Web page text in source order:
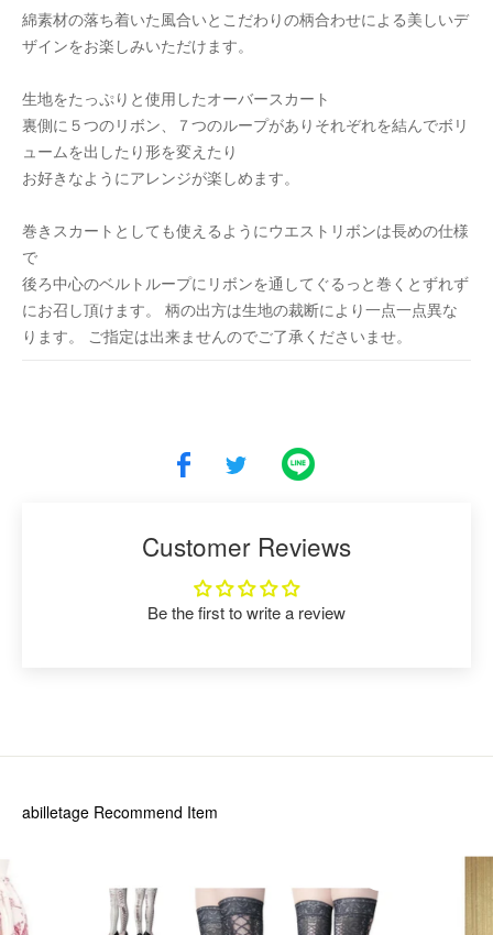
綿素材の落ち着いた風合いとこだわりの柄合わせによる美しいデ
ザインをお楽しみいただけます。
生地をたっぷりと使用したオーバースカート
裏側に５つのリボン、７つのループがありそれぞれを結んでボリ
ュームを出したり形を変えたり
お好きなようにアレンジが楽しめます。
巻きスカートとしても使えるようにウエストリボンは長めの仕様
で
後ろ中心のベルトループにリボンを通してぐるっと巻くとずれず
にお召し頂けます。 柄の出方は生地の裁断により一点一点異な
ります。 ご指定は出来ませんのでご了承くださいませ。
Customer Reviews
Be the first to write a review
abilletage Recommend Item